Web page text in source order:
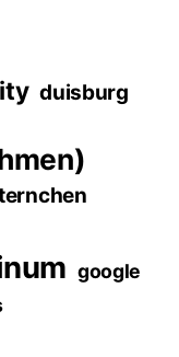
duisburg
google